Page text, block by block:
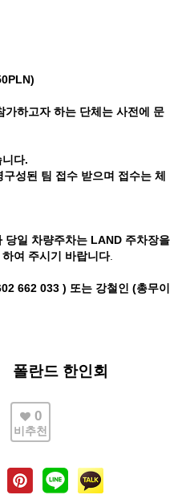
가하고자 하는 단체는 사전에 문
다.
성된 팀 접수 받으며 접수는 체
당일 차량주차는 LAND 주차장을
여 주시기 바랍니다.
662 033 ) 또는 강철인 (총무이
인회
0
비추천